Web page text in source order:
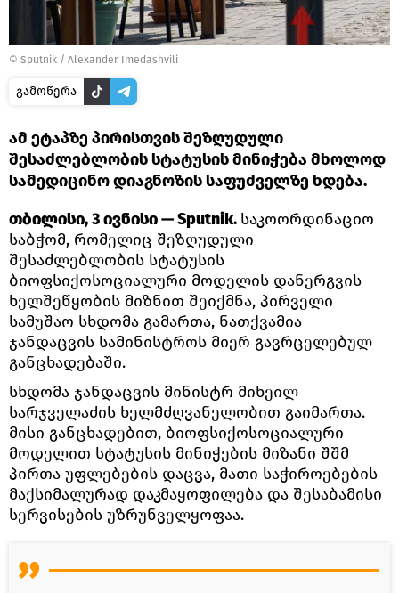
© Sputnik / Alexander Imedashvili
გამოწერა
ამ ეტაპზე პირისთვის შეზღუდული
შესაძლებლობის სტატუსის მინიჭება მხოლოდ
სამედიცინო დიაგნოზის საფუძველზე ხდება.
თბილისი, 3 ივნისი — Sputnik. საკოორდინაციო
საბჭომ, რომელიც შეზღუდული
შესაძლებლობის სტატუსის
ბიოფსიქოსოციალური მოდელის დანერგვის
ხელშეწყობის მიზნით შეიქმნა, პირველი
სამუშაო სხდომა გამართა, ნათქვამია
ჯანდაცვის სამინისტროს მიერ გავრცელებულ
განცხადებაში.
სხდომა ჯანდაცვის მინისტრ მიხეილ
სარჯველაძის ხელმძღვანელობით გაიმართა.
მისი განცხადებით, ბიოფსიქოსოციალური
მოდელით სტატუსის მინიჭების მიზანი შშმ
პირთა უფლებების დაცვა, მათი საჭიროებების
მაქსიმალურად დაკმაყოფილება და შესაბამისი
სერვისების უზრუნველყოფაა.